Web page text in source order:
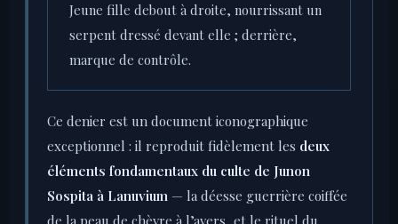
Jeune fille debout à droite, nourrissant un
serpent dressé devant elle ; derrière,
marque de contrôle.
Ce denier est un document iconographique
exceptionnel : il reproduit fidèlement les deux
éléments fondamentaux du culte de Junon
Sospita à Lanuvium — la déesse guerrière coiffée